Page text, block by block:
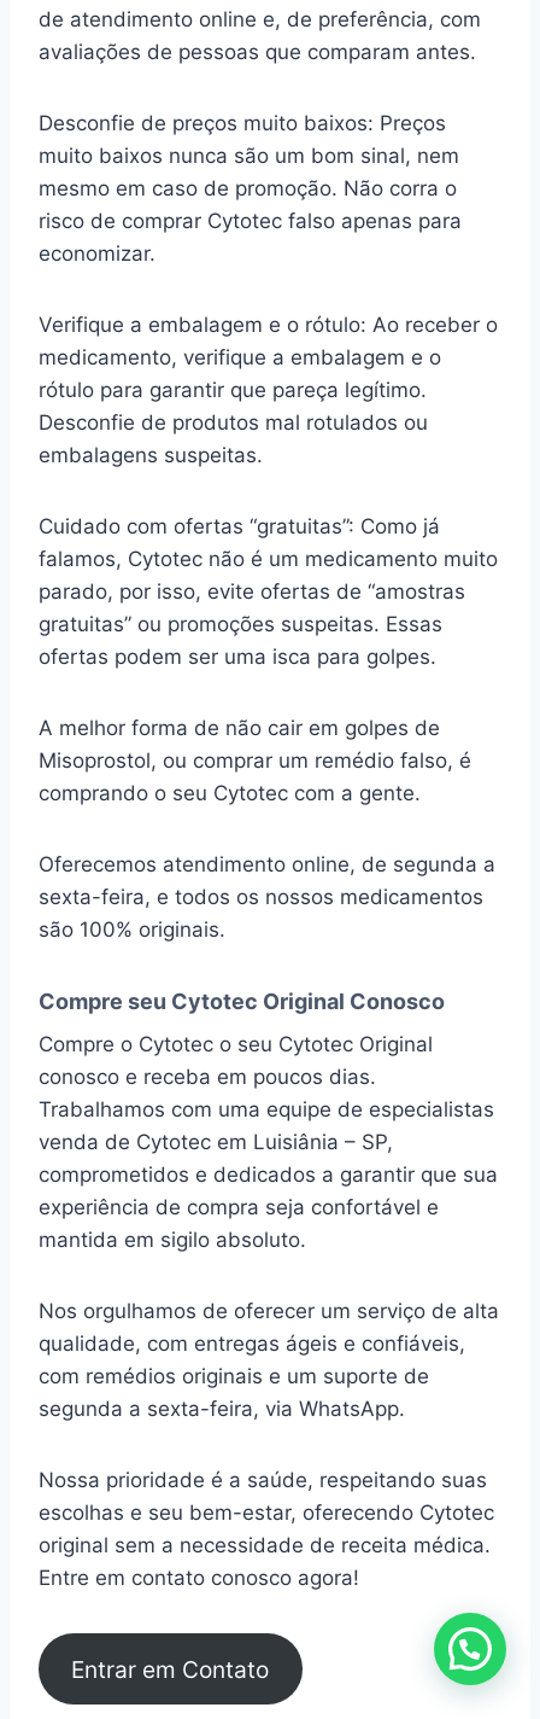
de atendimento online e, de preferência, com
avaliações de pessoas que comparam antes.
Desconfie de preços muito baixos: Preços
muito baixos nunca são um bom sinal, nem
mesmo em caso de promoção. Não corra o
risco de comprar Cytotec falso apenas para
economizar.
Verifique a embalagem e o rótulo: Ao receber o
medicamento, verifique a embalagem e o
rótulo para garantir que pareça legítimo.
Desconfie de produtos mal rotulados ou
embalagens suspeitas.
Cuidado com ofertas “gratuitas”: Como já
falamos, Cytotec não é um medicamento muito
parado, por isso, evite ofertas de “amostras
gratuitas” ou promoções suspeitas. Essas
ofertas podem ser uma isca para golpes.
A melhor forma de não cair em golpes de
Misoprostol, ou comprar um remédio falso, é
comprando o seu Cytotec com a gente.
Oferecemos atendimento online, de segunda a
sexta-feira, e todos os nossos medicamentos
são 100% originais.
Compre seu Cytotec Original Conosco
Compre o Cytotec o seu Cytotec Original
conosco e receba em poucos dias.
Trabalhamos com uma equipe de especialistas
venda de Cytotec em Luisiânia – SP,
comprometidos e dedicados a garantir que sua
experiência de compra seja confortável e
mantida em sigilo absoluto.
Nos orgulhamos de oferecer um serviço de alta
qualidade, com entregas ágeis e confiáveis,
com remédios originais e um suporte de
segunda a sexta-feira, via WhatsApp.
Nossa prioridade é a saúde, respeitando suas
escolhas e seu bem-estar, oferecendo Cytotec
original sem a necessidade de receita médica.
Entre em contato conosco agora!
Entrar em Contato